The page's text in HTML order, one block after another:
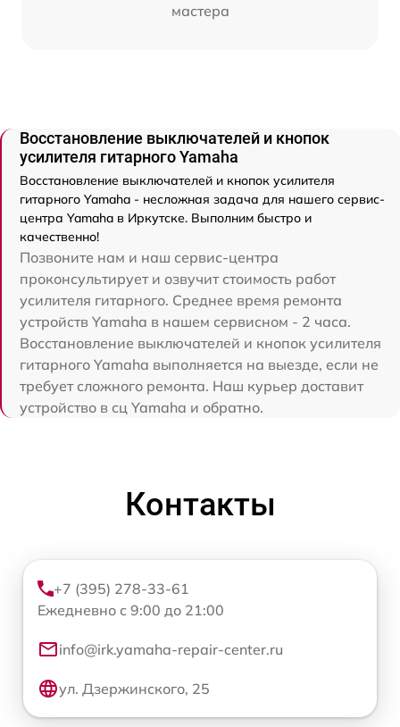
мастера
Восстановление выключателей и кнопок
усилителя гитарного Yamaha
Восстановление выключателей и кнопок усилителя
гитарного Yamaha - несложная задача для нашего сервис-
центра Yamaha в Иркутске. Выполним быстро и
качественно!
Позвоните нам и наш сервис-центра
проконсультирует и озвучит стоимость работ
усилителя гитарного. Среднее время ремонта
устройств Yamaha в нашем сервисном - 2 часа.
Восстановление выключателей и кнопок усилителя
гитарного Yamaha выполняется на выезде, если не
требует сложного ремонта. Наш курьер доставит
устройство в сц Yamaha и обратно.
Контакты
+7 (395) 278-33-61
Ежедневно с 9:00 до 21:00
info@irk.yamaha-repair-center.ru
ул. Дзержинского, 25